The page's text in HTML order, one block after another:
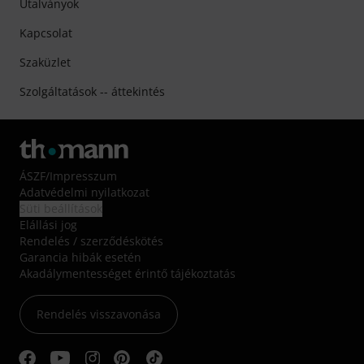
Utalványok
Kapcsolat
Szaküzlet
Szolgáltatások -- áttekintés
ÁSZF/Impresszum
Adatvédelmi nyilatkozat
Elállási jog
Rendelés / szerződéskötés
Garancia hibák esetén
Akadálymentességet érintő tájékoztatás
Rendelés visszavonása